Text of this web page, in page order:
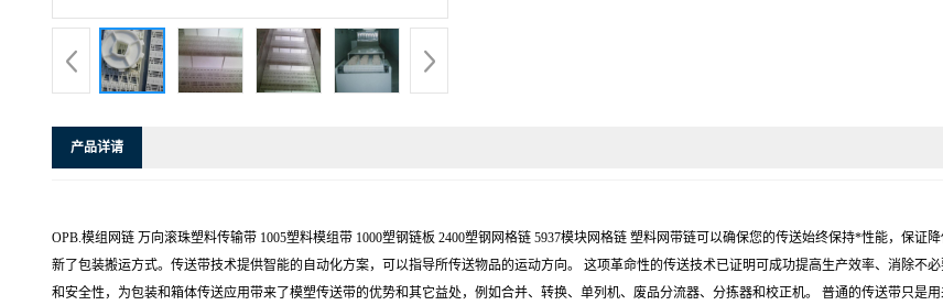
产品详请
OPB.模组网链 万向滚珠塑料传输带 1005塑料模组带 1000塑钢链板 2400塑钢网格链 5937模块网格链 塑料网带链可以确保您的传送始终保持*性能，保
新了包装搬运方式。传送带技术提供智能的自动化方案，可以指导所传送物品的运动方向。 这项革命性的传送技术已证明可成功提高生产效率、消除不
和安全性，为包装和箱体传送应用带来了模塑传送带的优势和其它益处，例如合并、转换、单列机、废品分流器、分拣器和校正机。 普通的传送带只是